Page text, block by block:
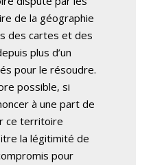
de la géographie
des cartes et des
plus d’un
pour le résoudre.
possible, si
à une part de
ce territoire
la légitimité de
pour